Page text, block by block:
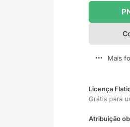
Mais
Licença
Grátis para
Atribuição